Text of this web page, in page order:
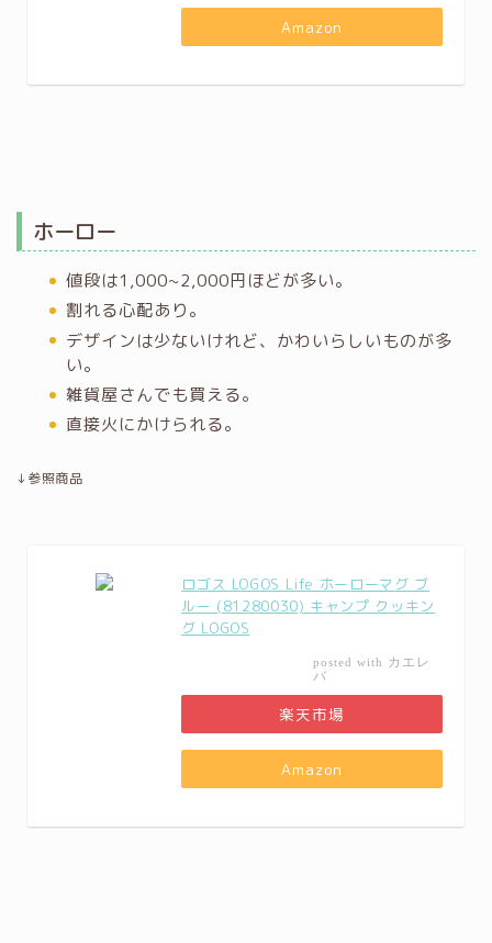
Amazon
ホーロー
値段は1,000~2,000円ほどが多い。
割れる心配あり。
デザインは少ないけれど、かわいらしいものが多
い。
雑貨屋さんでも買える。
直接火にかけられる。
↓参照商品
ロゴス LOGOS Life ホーローマグ ブ
ルー (81280030) キャンプ クッキン
グ LOGOS
posted with カエレ
バ
楽天市場
Amazon